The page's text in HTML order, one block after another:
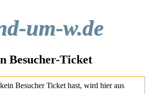
um-w.de
Besucher-Ticket
Besucher Ticket hast, wird hier aus